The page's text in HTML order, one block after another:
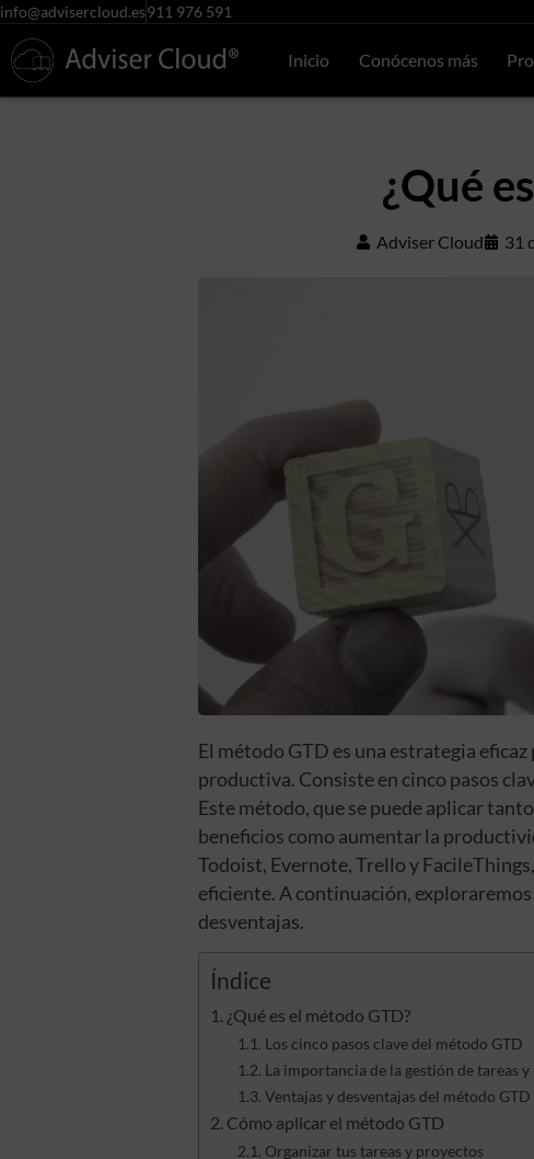
info@advisercloud.es911 976 591
Inicio Conócenos más
¿Qué
Adviser Cloud 31
El método GTD es una estrategia
productiva. Consiste en cinco pasos
Este método, que se puede aplicar
beneficios como aumentar la
Todoist, Evernote, Trello y
eficiente. A continuación,
desventajas.
Índice
¿Qué es el método GTD?
Los cinco pasos clave del método GTD
La importancia de la gestión de tareas
Ventajas y desventajas del método GTD
Cómo aplicar el método GTD
Organizar tus tareas y proyectos